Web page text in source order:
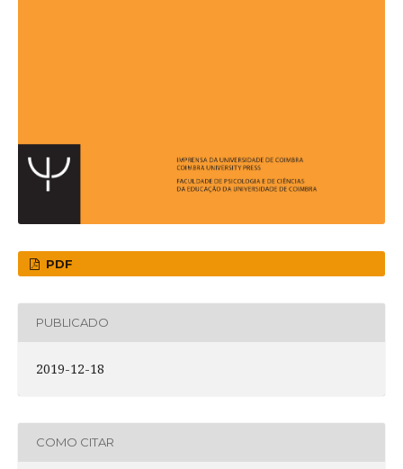
PDF
PUBLICADO
2019-12-18
COMO CITAR